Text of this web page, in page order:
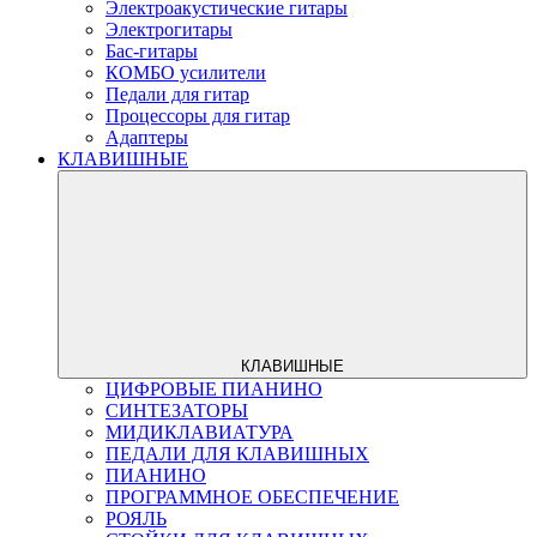
Электроакустические гитары
Электрогитары
Бас-гитары
КОМБО усилители
Педали для гитар
Процессоры для гитар
Адаптеры
КЛАВИШНЫЕ
КЛАВИШНЫЕ
ЦИФРОВЫЕ ПИАНИНО
СИНТЕЗАТОРЫ
МИДИКЛАВИАТУРА
ПЕДАЛИ ДЛЯ КЛАВИШНЫХ
ПИАНИНО
ПРОГРАММНОЕ ОБЕСПЕЧЕНИЕ
РОЯЛЬ